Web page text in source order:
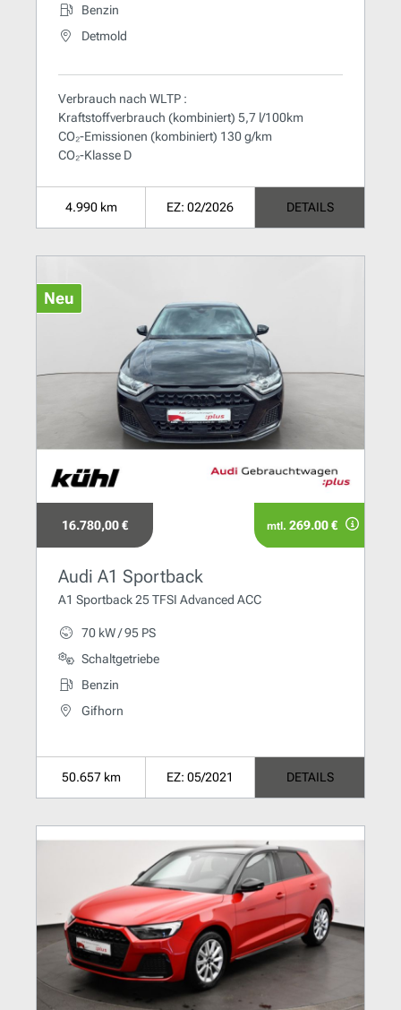
Benzin
Detmold
Verbrauch nach WLTP :
Kraftstoffverbrauch (kombiniert) 5,7 l/100km
CO₂-Emissionen (kombiniert) 130 g/km
CO₂-Klasse D
4.990 km EZ: 02/2026 DETAILS
Neu
16.780,00 € mtl. 269.00 €
Audi A1 Sportback
A1 Sportback 25 TFSI Advanced ACC
70 kW / 95 PS
Schaltgetriebe
Benzin
Gifhorn
50.657 km EZ: 05/2021 DETAILS